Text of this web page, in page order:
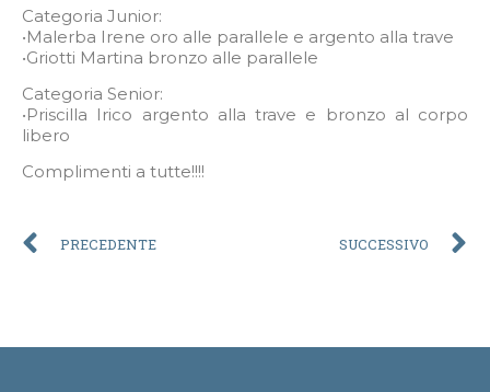
Categoria Junior:
•Malerba Irene oro alle parallele e argento alla trave
•Griotti Martina bronzo alle parallele
Categoria Senior:
•Priscilla Irico argento alla trave e bronzo al corpo
libero
Complimenti a tutte!!!!
PRECEDENTE SUCCESSIVO